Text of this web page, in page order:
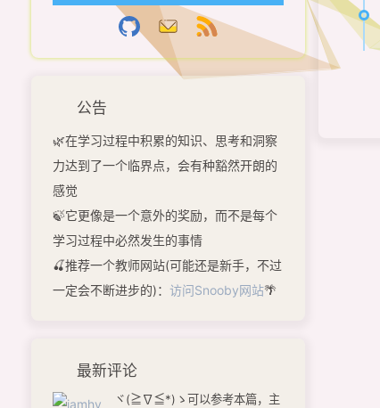
公告
🌿在学习过程中积累的知识、思考和洞察
力达到了一个临界点，会有种豁然开朗的
感觉
🍃它更像是一个意外的奖励，而不是每个
学习过程中必然发生的事情
🍒推荐一个教师网站(可能还是新手，不过
一定会不断进步的)： 访问Snooby网站🌴
最新评论
ヾ(≧∇≦*)ゝ可以参考本篇，主